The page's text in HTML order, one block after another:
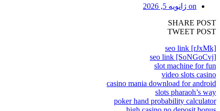
on ژانویه 5, 2026
SHARE POST
TWEET POST
seo link [rJxMk]
seo link [SoNGoCvj]
slot machine for fun
video slots casino
casino mania download for android
slots pharaoh’s way
poker hand probability calculator